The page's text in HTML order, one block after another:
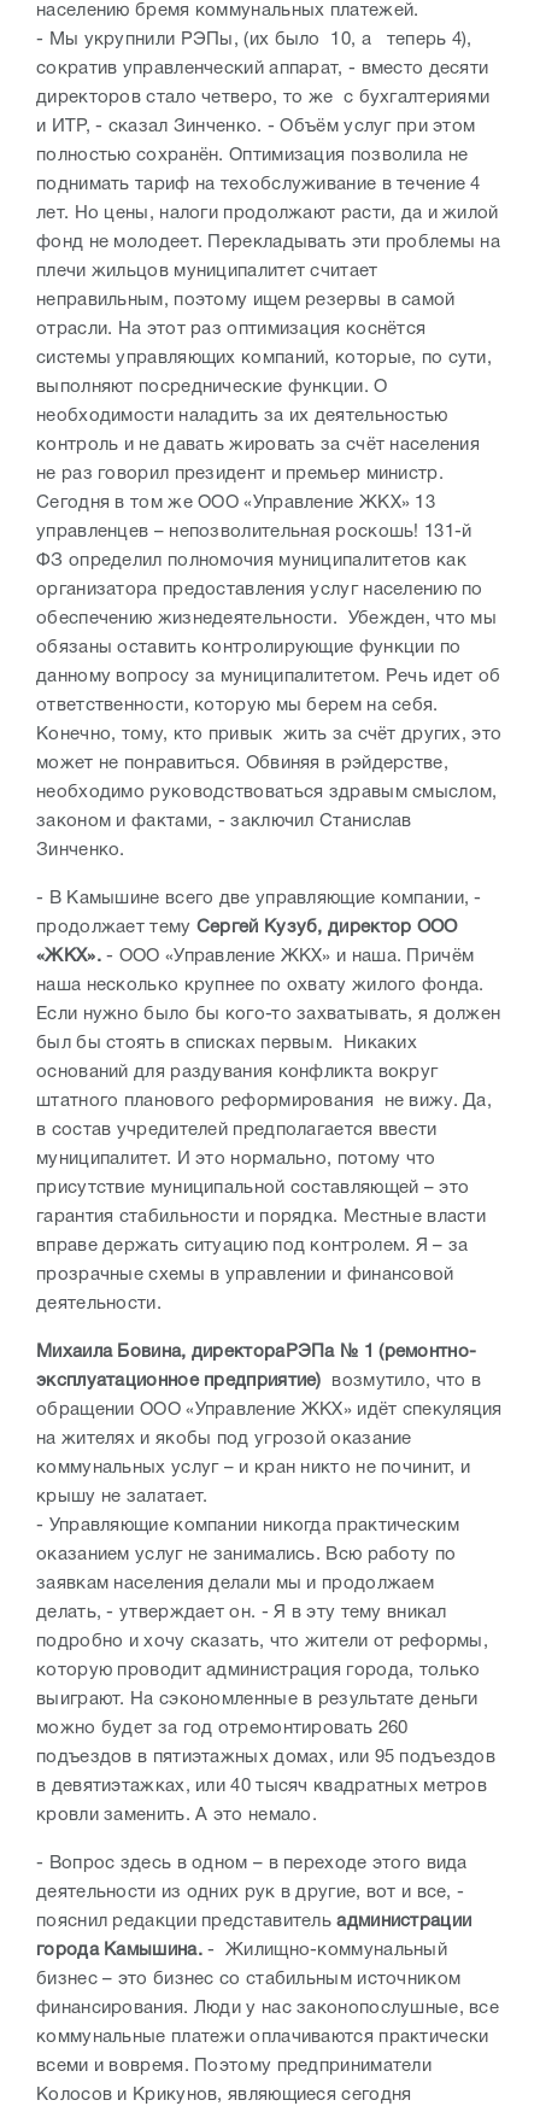
населению бремя коммунальных платежей.
- Мы укрупнили РЭПы, (их было 10, а теперь 4),
сократив управленческий аппарат, - вместо десяти
директоров стало четверо, то же с бухгалтериями
и ИТР, - сказал Зинченко. - Объём услуг при этом
полностью сохранён. Оптимизация позволила не
поднимать тариф на техобслуживание в течение 4
лет. Но цены, налоги продолжают расти, да и жилой
фонд не молодеет. Перекладывать эти проблемы на
плечи жильцов муниципалитет считает
неправильным, поэтому ищем резервы в самой
отрасли. На этот раз оптимизация коснётся
системы управляющих компаний, которые, по сути,
выполняют посреднические функции. О
необходимости наладить за их деятельностью
контроль и не давать жировать за счёт населения
не раз говорил президент и премьер министр.
Сегодня в том же ООО «Управление ЖКХ» 13
управленцев – непозволительная роскошь! 131-й
ФЗ определил полномочия муниципалитетов как
организатора предоставления услуг населению по
обеспечению жизнедеятельности. Убежден, что мы
обязаны оставить контролирующие функции по
данному вопросу за муниципалитетом. Речь идет об
ответственности, которую мы берем на себя.
Конечно, тому, кто привык жить за счёт других, это
может не понравиться. Обвиняя в рэйдерстве,
необходимо руководствоваться здравым смыслом,
законом и фактами, - заключил Станислав
Зинченко.
- В Камышине всего две управляющие компании, -
продолжает тему Сергей Кузуб, директор ООО
«ЖКХ».- ООО «Управление ЖКХ» и наша. Причём
наша несколько крупнее по охвату жилого фонда.
Если нужно было бы кого-то захватывать, я должен
был бы стоять в списках первым. Никаких
оснований для раздувания конфликта вокруг
штатного планового реформирования не вижу. Да,
в состав учредителей предполагается ввести
муниципалитет. И это нормально, потому что
присутствие муниципальной составляющей – это
гарантия стабильности и порядка. Местные власти
вправе держать ситуацию под контролем. Я – за
прозрачные схемы в управлении и финансовой
деятельности.
Михаила Бовина, директораРЭПа № 1 (ремонтно-
эксплуатационное предприятие) возмутило, что в
обращении ООО «Управление ЖКХ» идёт спекуляция
на жителях и якобы под угрозой оказание
коммунальных услуг – и кран никто не починит, и
крышу не залатает.
- Управляющие компании никогда практическим
оказанием услуг не занимались. Всю работу по
заявкам населения делали мы и продолжаем
делать, - утверждает он. - Я в эту тему вникал
подробно и хочу сказать, что жители от реформы,
которую проводит администрация города, только
выиграют. На сэкономленные в результате деньги
можно будет за год отремонтировать 260
подъездов в пятиэтажных домах, или 95 подъездов
в девятиэтажках, или 40 тысяч квадратных метров
кровли заменить. А это немало.
- Вопрос здесь в одном – в переходе этого вида
деятельности из одних рук в другие, вот и все, -
пояснил редакции представительадминистрации
города Камышина.- Жилищно-коммунальный
бизнес – это бизнес со стабильным источником
финансирования. Люди у нас законопослушные, все
коммунальные платежи оплачиваются практически
всеми и вовремя. Поэтому предприниматели
Колосов и Крикунов, являющиеся сегодня